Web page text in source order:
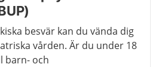
besvär kan du vända dig
vården. Är du under 18
barn- och